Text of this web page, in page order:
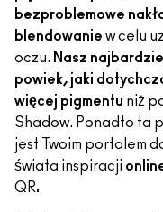
bezproblemowe
blendowanie w celu
oczu. Nasz
powiek, jaki
więcej pigmentu niż
Shadow. Ponadto ta
jest Twoim portalem
świata inspiracji
QR.